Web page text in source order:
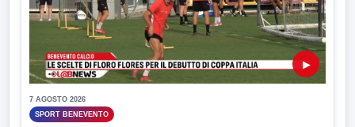
▶
7 AGOSTO 2026
SPORT BENEVENTO